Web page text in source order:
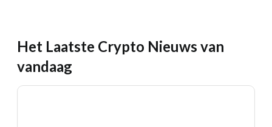
Het Laatste Crypto Nieuws van
vandaag